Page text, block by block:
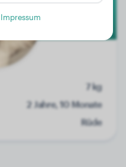
7 kg
2 Jahre, 10 Monate
Rüde
Impressum